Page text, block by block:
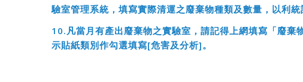
驗室管理系統，填寫實際清運之廢棄物種類及數量，以利統
10.凡當月有產出廢棄物之實驗室，請記得上網填寫「廢棄
示貼紙類別作勾選填寫[危害及分析]。